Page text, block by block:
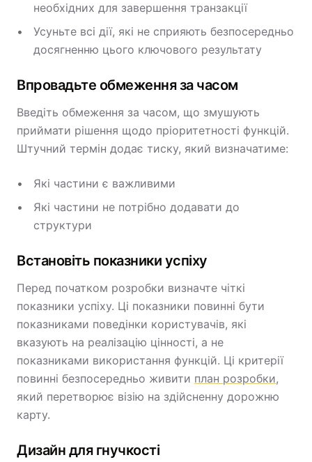
необхідних для завершення транзакції
Усуньте всі дії, які не сприяють безпосередньо
досягненню цього ключового результату
Впровадьте обмеження за часом
Введіть обмеження за часом, що змушують
приймати рішення щодо пріоритетності функцій.
Штучний термін додає тиску, який визначатиме:
Які частини є важливими
Які частини не потрібно додавати до
структури
Встановіть показники успіху
Перед початком розробки визначте чіткі
показники успіху. Ці показники повинні бути
показниками поведінки користувачів, які
вказують на реалізацію цінності, а не
показниками використання функцій. Ці критерії
повинні безпосередньо живити план розробки,
який перетворює візію на здійсненну дорожню
карту.
Дизайн для гнучкості